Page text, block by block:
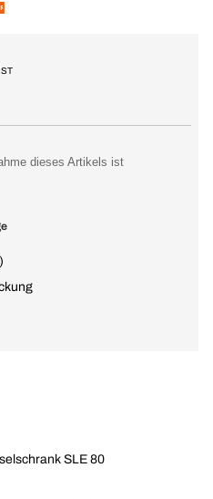
dieses Artikels ist
SLE 80